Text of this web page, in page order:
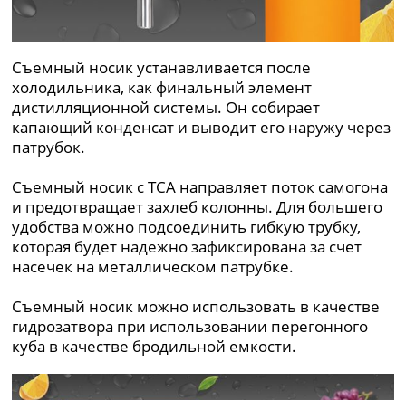
Съемный носик устанавливается после
холодильника, как финальный элемент
дистилляционной системы. Он собирает
капающий конденсат и выводит его наружу через
патрубок.
Съемный носик с ТСА направляет поток самогона
и предотвращает захлеб колонны. Для большего
удобства можно подсоединить гибкую трубку,
которая будет надежно зафиксирована за счет
насечек на металлическом патрубке.
Съемный носик можно использовать в качестве
гидрозатвора при использовании перегонного
куба в качестве бродильной емкости.